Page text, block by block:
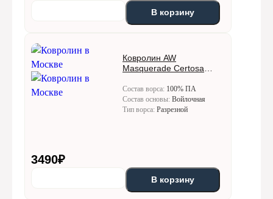
В корзину
Ковролин AW
Masquerade Certosa
Состав ворса: 100% ПА
Состав основы: Войлочная
Тип ворса: Разрезной
3490₽
В корзину